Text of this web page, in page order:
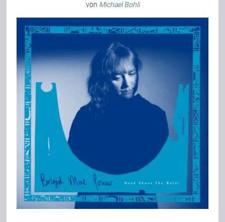
Bild-Archiv
Rezensionen
Musik
Alles andere
Backstage
Kontakt
von Michael Bohli